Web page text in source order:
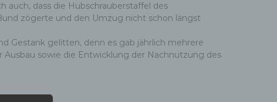
auch, dass die Hubschrauberstaffel des
zögerte und den Umzug nicht schon längst
Gestank gelitten, denn es gab jährlich mehrere
sowie die Entwicklung der Nachnutzung des